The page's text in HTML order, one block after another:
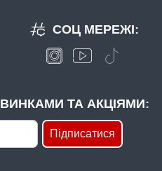
ТА АКЦІЯМИ:
Підписатися
СОЦ МЕРЕЖІ: